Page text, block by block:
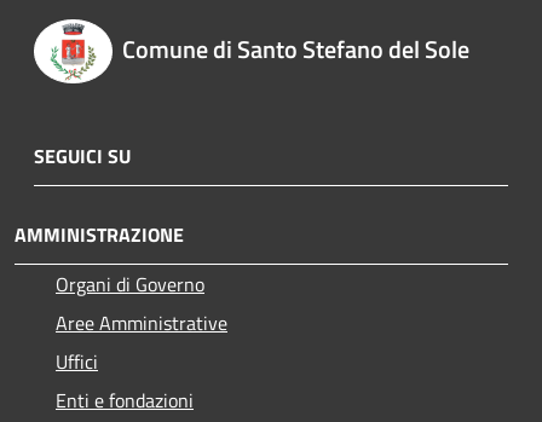
Comune di Santo Stefano del Sole
SEGUICI SU
AMMINISTRAZIONE
Organi di Governo
Aree Amministrative
Uffici
Enti e fondazioni